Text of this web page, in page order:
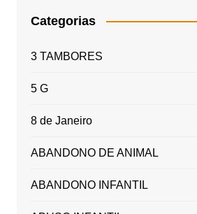
Categorias
3 TAMBORES
5 G
8 de Janeiro
ABANDONO DE ANIMAL
ABANDONO INFANTIL